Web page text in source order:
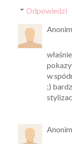
Odpowiedzi
w
;)